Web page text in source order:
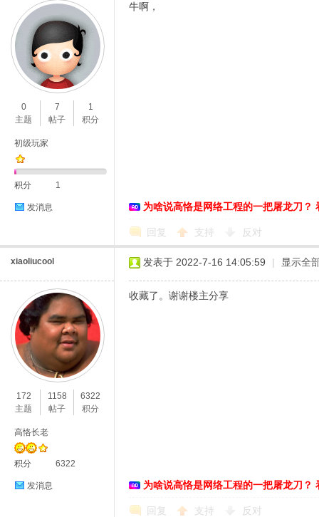
0
主题
7
帖子
1
积分
初级玩家
积分 1
发消息
牛啊，
为啥说高恪是网络工程的一把屠龙刀？
回复 支持 反对
xiaoliucool
172
主题
1158
帖子
6322
积分
高恪长老
积分 6322
发消息
发表于 2022-7-16 14:05:59 | 显示全
收藏了。谢谢楼主分享
为啥说高恪是网络工程的一把屠龙刀？
回复 支持 反对